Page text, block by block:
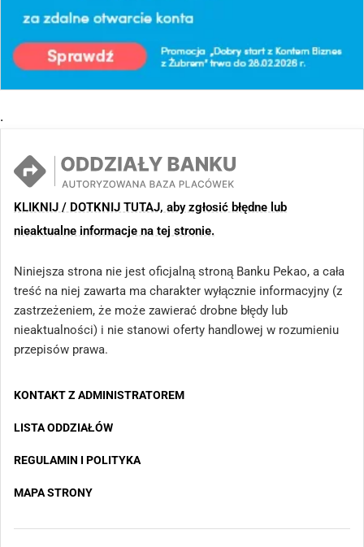
.
KLIKNIJ / DOTKNIJ TUTAJ, aby zgłosić błędne lub
nieaktualne informacje na tej stronie.
Niniejsza strona nie jest oficjalną stroną Banku Pekao, a cała
treść na niej zawarta ma charakter wyłącznie informacyjny (z
zastrzeżeniem, że może zawierać drobne błędy lub
nieaktualności) i nie stanowi oferty handlowej w rozumieniu
przepisów prawa.
KONTAKT Z ADMINISTRATOREM
LISTA ODDZIAŁÓW
REGULAMIN I POLITYKA
MAPA STRONY